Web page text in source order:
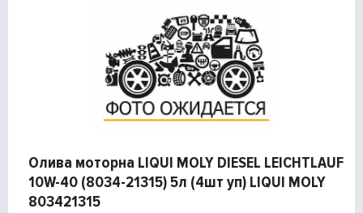
Олива моторна LIQUI MOLY DIESEL LEICHTLAUF
10W-40 (8034-21315) 5л (4шт уп) LIQUI MOLY
803421315